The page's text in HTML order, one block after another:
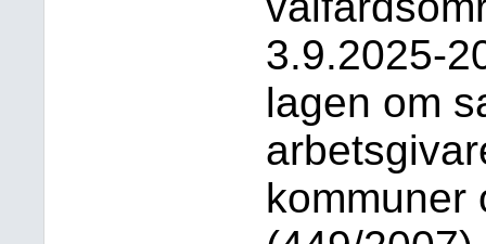
3.9.2025-
lagen om
kommuner